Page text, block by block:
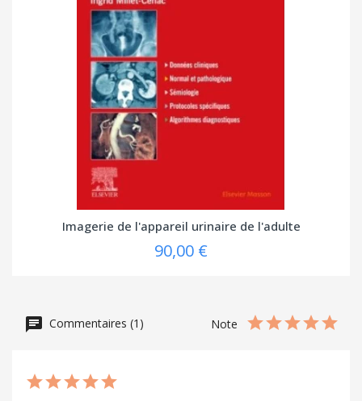
Imagerie de l'appareil urinaire de l'adulte
90,00 €
Commentaires (1) Note